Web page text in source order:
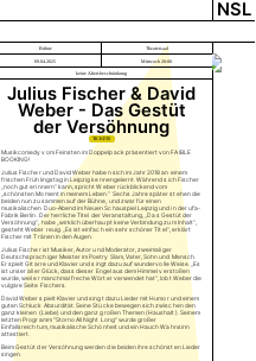
NSL
Bühne Theatersaal
09.04.2025 Mittwoch 20:00
keine Altersbeschränkung
Julius Fischer & David
Weber - Das Gestüt
der Versöhnung
TICKETS
Musikcomedy vom Feinsten im Doppelpack präsentiert von FAIBLE
BOOKING!
Julius Fischer und David Weber haben sich im Jahr 2018 an einem
frischen Frühlingstag in Leipzig kennengelernt. Während sich Fischer
„noch gut erinnern“ kann, spricht Weber rückblickend vom
„schönsten Moment in meinem Leben.“ Sechs Jahre später stehen die
beiden nun zusammen auf der Bühne, und zwar für einen
musikalischen Duo-Abend im Neuen Schauspiel Leipzig und in der ufa-
Fabrik Berlin. Der herrliche Titel der Veranstaltung, „Das Gestüt der
Versöhnung“, habe „wirklich überhaupt keine Verbindung zum Inhalt“,
gesteht Weber reuig. „Es ist einfach ein sehr schöner Titel“, erklärt
Fischer mit Tränen in den Augen.
Julius Fischer ist Musiker, Autor und Moderator, zweimaliger
Deutschsprachiger Meister im Poetry Slam, Vater, Sohn und Mensch.
Er spielt Gitarre und Klavier und singt dazu auf wundervolle Weise. „Es
ist unser aller Glück, dass dieser Engel aus dem Himmel verstoßen
wurde, weil er manchmal freche Wörter verwendet hat“, lobt Weber die
vulgäre Seite Fischers.
David Weber spielt Klavier und singt dazu Lieder mit Humor und einem
guten Schluck Absurdität. Seine Stücke bewegen sich zwischen den
ganz kleinen (Liebe) und den ganz großen Themen (Haushalt). Seinem
letzten Programm "Storno All Night Long" wurde großer
Einfallsreichtum, musikalische Schönheit und ein Hauch Wahnsinn
attestiert.
Beim Gestüt der Versöhnung werden die beiden ihre schönsten Lieder
singen.